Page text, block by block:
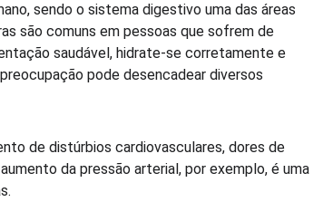
sendo o sistema digestivo uma das áreas
são comuns em pessoas que sofrem de
saudável, hidrate-se corretamente e
pode desencadear diversos
de distúrbios cardiovasculares, dores de
da pressão arterial, por exemplo, é uma